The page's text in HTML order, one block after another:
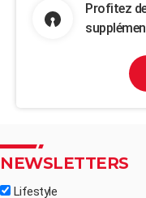
Profitez
NEWSLETTERS
Lifestyle